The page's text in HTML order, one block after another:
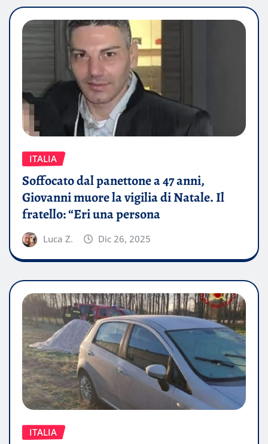
ITALIA
Soffocato dal panettone a 47 anni,
Giovanni muore la vigilia di Natale. Il
fratello: “Eri una persona
Luca Z. Dic 26, 2025
ITALIA